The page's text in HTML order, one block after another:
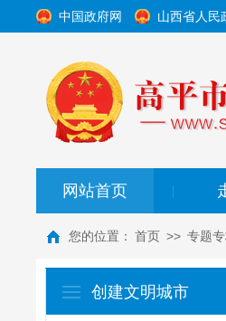
中国政府网 山西省人民
网站首页
您的位置： 首页 >> 专题
创建文明城市